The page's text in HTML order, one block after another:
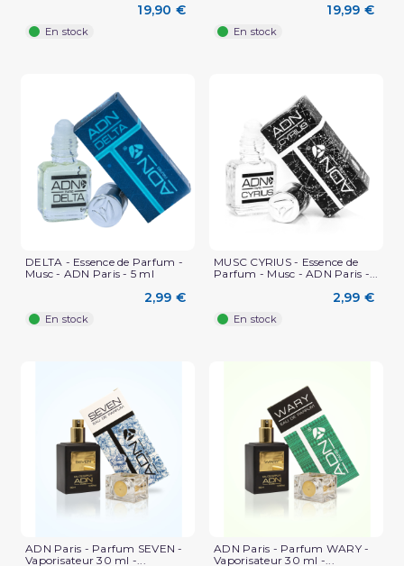
(2 avis)
19,90 €
En stock
19,99 €
En stock
DELTA - Essence de Parfum -
Musc - ADN Paris - 5 ml
2,99 €
En stock
MUSC CYRIUS - Essence de
Parfum - Musc - ADN Paris -...
2,99 €
En stock
ADN Paris - Parfum SEVEN -
Vaporisateur 30 ml -...
ADN Paris - Parfum WARY -
Vaporisateur 30 ml -...